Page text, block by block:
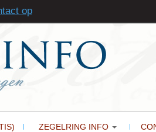
ZEGELRING INFO
op